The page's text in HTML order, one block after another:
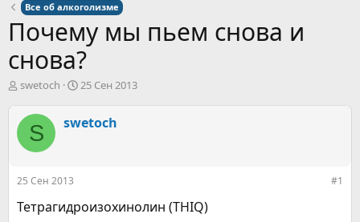
Все об алкоголизме
Почему мы пьем снова и
снова?
А
о
р
м
ы
swetoch
Д
а
а
25 Сен 2013
S swetoch
25 Сен 2013 #1
Тетрагидроизохинолин (THIQ)